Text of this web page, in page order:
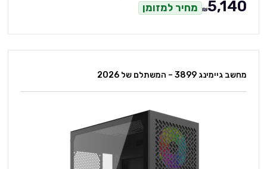
₪5,140 מחיר למזומן
מחשב גיימינג 3899 – המשתלם של 2026